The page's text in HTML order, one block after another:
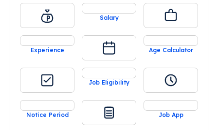
Salary
Experience Age Calculator
Job Eligibility
Notice Period Job App